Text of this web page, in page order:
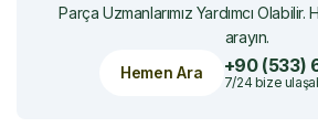
Parça Uzmanlarımız Yardımcı Olabilir.
arayın.
Hemen Ara
+90 (533)
7/24 bize